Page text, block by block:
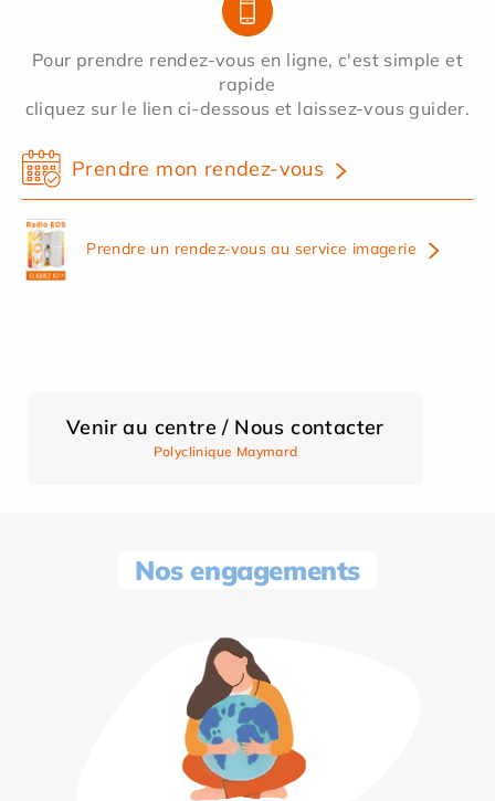
Pour prendre rendez-vous en ligne, c'est simple et
rapide
cliquez sur le lien ci-dessous et laissez-vous guider.
Prendre mon rendez-vous
Prendre un rendez-vous au service imagerie
Venir au centre / Nous contacter
Polyclinique Maymard
Nos engagements